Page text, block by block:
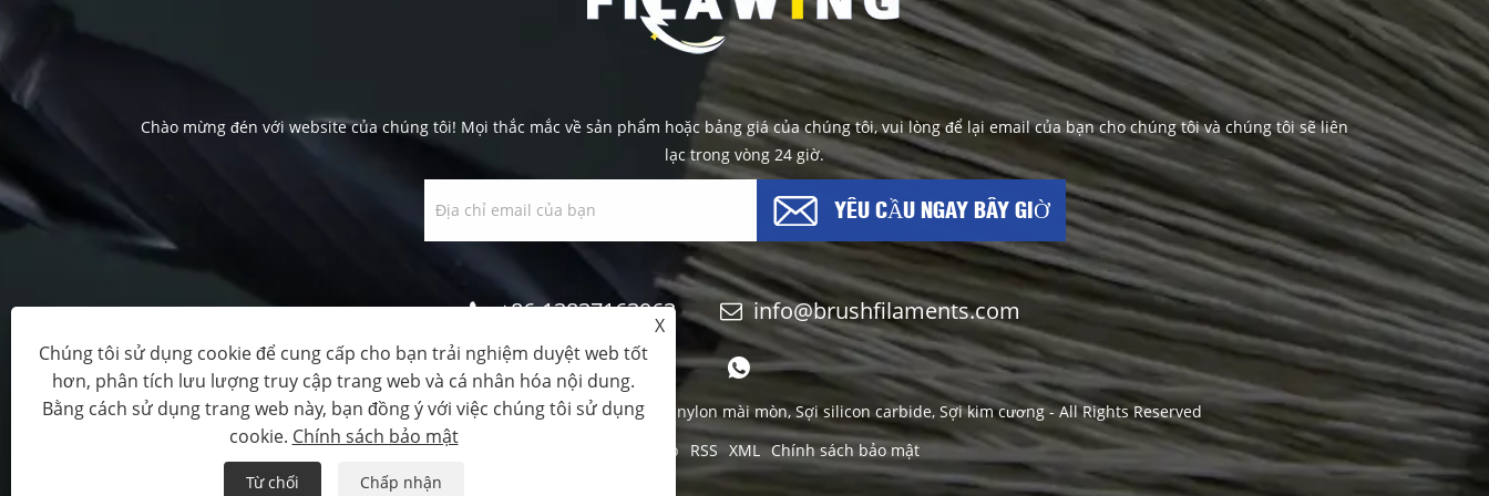
Chào mừng đén với website của chúng tôi! Mọi thắc mắc về sản phẩm hoặc bảng giá của chúng tôi, vui lòng để lại email của bạn cho chúng tôi và chúng tôi sẽ liên
lạc trong vòng 24 giờ.
YÊU CẦU NGAY BÂY GIỜ
+86-13837163963 info@brushfilaments.com
Copyright © 2023 Filawing Industry Co.,Limited - Sợi nylon mài mòn, Sợi silicon carbide, Sợi kim cương - All Rights Reserved
Sitemap RSS XML Chính sách bảo mật
X
Chúng tôi sử dụng cookie để cung cấp cho bạn trải nghiệm duyệt web tốt
hơn, phân tích lưu lượng truy cập trang web và cá nhân hóa nội dung.
Bằng cách sử dụng trang web này, bạn đồng ý với việc chúng tôi sử dụng
cookie. Chính sách bảo mật
Từ chối Chấp nhận